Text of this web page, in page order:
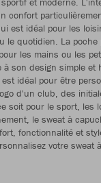
confort
est idéal pour les
le quotidien. La poche
les mains ou les
à son design simple et
idéal pour être
d'un club, des
soit pour le sport, les
le sweat à
fonctionnalité et
votre sweat